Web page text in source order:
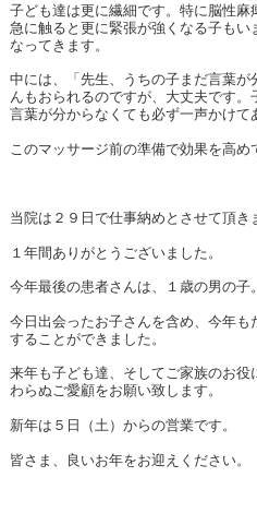
子ども達は更に繊細です。特に脳性麻
急に触ると更に緊張が強くなる子も
なってきます。
中には、「先生、うちの子まだ言葉が
んもおられるのですが、大丈夫です
言葉が分からなくても必ず一声かけて
このマッサージ前の準備で効果を高め
当院は２９日で仕事納めとさせて頂き
１年間ありがとうございました。
今年最後の患者さんは、１歳の男の子。
今日出会ったお子さんを含め、今年
することができました。
来年も子ども達、そしてご家族のお
わらぬご愛顧をお願い致します。
新年は５日（土）からの営業です。
皆さま、良いお年をお迎えください。